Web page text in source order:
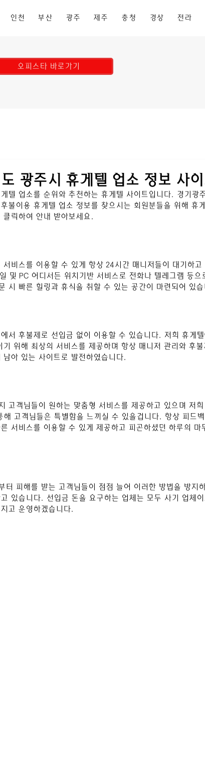
인천 부산 광주 제주 충청 경상 전라
오피스타 바로가기
광주시 휴게텔 업소 정보 사
텔 업소를 순위와 추천하는 휴게텔 사이트입니다. 경기광
불이용 휴게텔 업소 정보를 찾으시는 회원분들을 위해 휴
릭하여 안내 받아보세요.
비스를 이용할 수 있게 항상 24시간 매니저들이 대기하고
및 PC 어디서든 위치기반 서비스로 전화나 텔레그램 등으
시 빠른 힐링과 휴식을 취할 수 있는 공간이 마련되어 있습
서 후불제로 선입금 없이 이용할 수 있습니다. 저희 휴게텔
위해 최상의 서비스를 제공하며 항상 매니저 관리와 후불
아 있는 사이트로 발전하였습니다.
고객님들이 원하는 맞춤형 서비스를 제공하고 있으며 저희
고객님들은 특별함을 느끼실 수 있을겁니다. 항상 피드
서비스를 이용할 수 있게 제공하고 피곤하셨던 하루의 마
터 피해를 받는 고객님들이 점점 늘어 이러한 방법을 방지
있습니다. 선입금 돈을 요구하는 업체는 모두 사기 업체이
고 운영하겠습니다.